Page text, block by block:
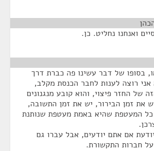
ואנחנו נחליט. כן.
בסופו של דבר עשינו פה כברת דרך
אני רוצה לענות לחבר הכנסת מקלב,
של החזר פיצוי, והוא קובע מנגנונים
את זמן הבירור, יש את זמן התשובה,
כל המעטפת שהיא באמת מעטפת שנותנת
אם אתם יודעים, אבל עברו גם
על חברות התקשורת.